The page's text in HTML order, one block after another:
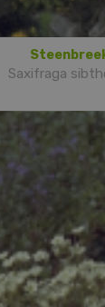
Saxifraga